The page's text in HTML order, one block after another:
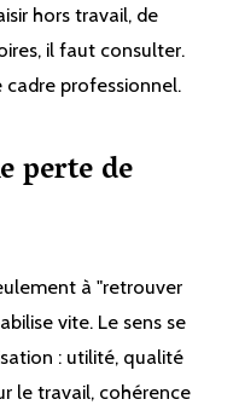
hors travail, de
il faut consulter.
professionnel.
perte de
à "retrouver
vite. Le sens se
: utilité, qualité
le travail, cohérence